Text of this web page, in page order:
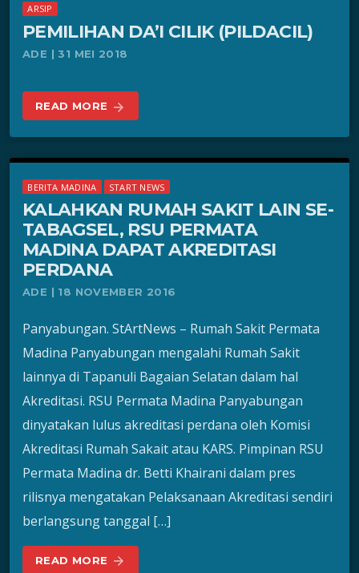
ARSIP
PEMILIHAN DA’I CILIK (PILDACIL)
ADE | 31 MEI 2018
READ MORE arrow_forward
BERITA MADINA START NEWS
KALAHKAN RUMAH SAKIT LAIN SE-
TABAGSEL, RSU PERMATA
MADINA DAPAT AKREDITASI
PERDANA
ADE | 18 NOVEMBER 2016
Panyabungan. StArtNews – Rumah Sakit Permata
Madina Panyabungan mengalahi Rumah Sakit
lainnya di Tapanuli Bagaian Selatan dalam hal
Akreditasi. RSU Permata Madina Panyabungan
dinyatakan lulus akreditasi perdana oleh Komisi
Akreditasi Rumah Sakait atau KARS. Pimpinan RSU
Permata Madina dr. Betti Khairani dalam pres
rilisnya mengatakan Pelaksanaan Akreditasi sendiri
berlangsung tanggal […]
READ MORE arrow_forward